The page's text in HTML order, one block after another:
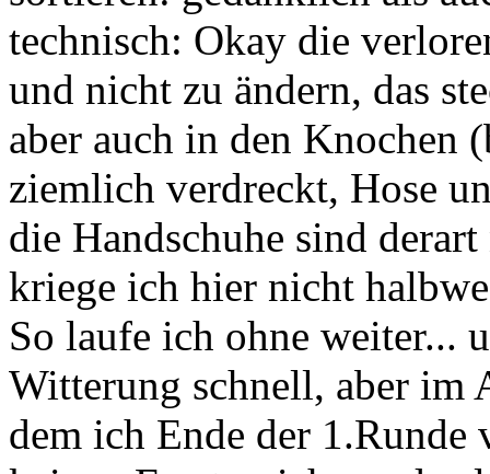
technisch: Okay die
und nicht zu ändern, das
aber auch in den Knochen
ziemlich verdreckt, Hose
die Handschuhe sind
kriege ich hier nicht
So laufe ich ohne weiter...
Witterung schnell, aber im
dem ich Ende der